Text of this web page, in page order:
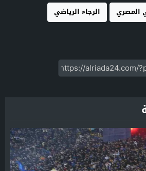
المصري
الرجاء الرياضي